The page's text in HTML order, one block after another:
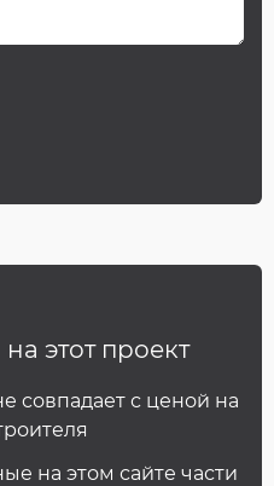
этот проект
совпадает с ценой на
на этом сайте части